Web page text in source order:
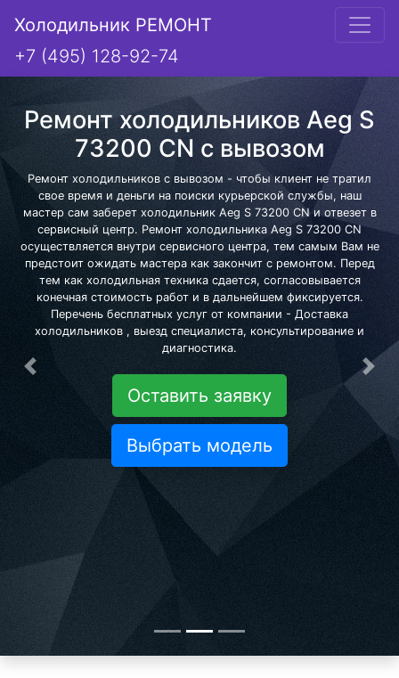
Холодильник РЕМОНТ
+7 (495) 128-92-74
Ремонт холодильников Aeg S
73200 CN с вывозом
Ремонт холодильников с вывозом - чтобы клиент не тратил
свое время и деньги на поиски курьерской службы, наш
мастер сам заберет холодильник Aeg S 73200 CN и отвезет в
сервисный центр. Ремонт холодильника Aeg S 73200 CN
осуществляется внутри сервисного центра, тем самым Вам не
предстоит ожидать мастера как закончит с ремонтом. Перед
тем как холодильная техника сдается, согласовывается
конечная стоимость работ и в дальнейшем фиксируется.
Перечень бесплатных услуг от компании - Доставка
холодильников , выезд специалиста, консультирование и
диагностика.
Оставить заявку
Выбрать модель
Предыдущая